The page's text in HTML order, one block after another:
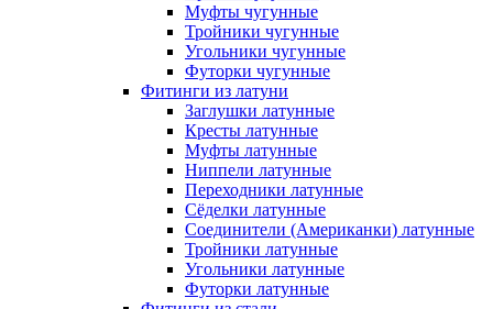
Муфты чугунные
Тройники чугунные
Угольники чугунные
Футорки чугунные
Фитинги из латуни
Заглушки латунные
Кресты латунные
Муфты латунные
Ниппели латунные
Переходники латунные
Сёделки латунные
Соединители (Американки) латунные
Тройники латунные
Угольники латунные
Футорки латунные